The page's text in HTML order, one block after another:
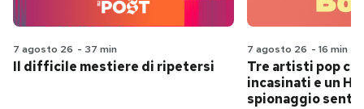
7 agosto 26 - 37 min
Il difficile mestiere di ripetersi
7 agosto 26 - 16 min
Tre artisti pop
incasinati e un
spionaggio